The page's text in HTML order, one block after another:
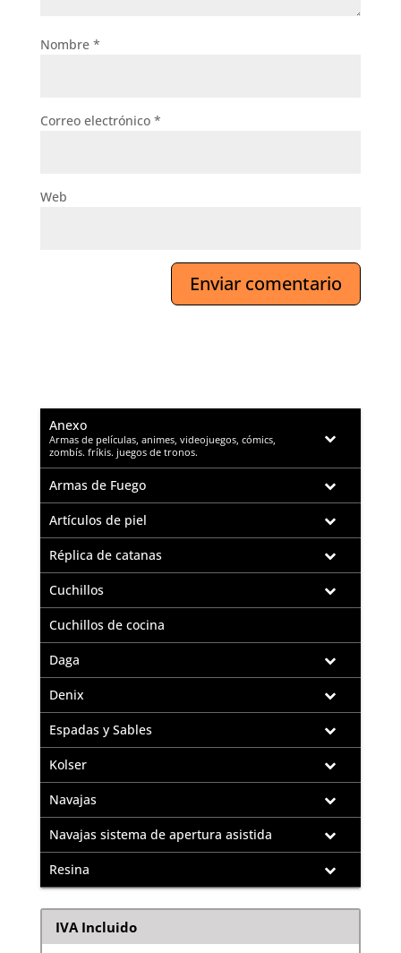
Nombre *
Correo electrónico *
Web
Anexo
–
Armas de películas, animes, videojuegos, cómics,
zombís. fríkis. juegos de tronos.
Armas de Fuego
Artículos de piel
Réplica de catanas
Cuchillos
Cuchillos de cocina
Daga
Denix
Espadas y Sables
Kolser
Navajas
Navajas sistema de apertura asistida
Resina
IVA Incluido